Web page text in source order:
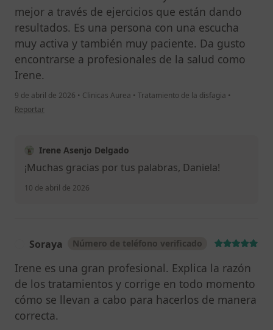
mejor a través de ejercicios que están dando
resultados. Es una persona con una escucha
muy activa y también muy paciente. Da gusto
encontrarse a profesionales de la salud como
Irene.
9 de abril de 2026 • Clinicas Aurea • Tratamiento de la disfagia •
en opinión del usuario Daniela Bañuelos Hinojos
Reportar
Irene Asenjo Delgado
¡Muchas gracias por tus palabras, Daniela!
10 de abril de 2026
Soraya Número de teléfono verificado
Irene es una gran profesional. Explica la razón
de los tratamientos y corrige en todo momento
cómo se llevan a cabo para hacerlos de manera
correcta.